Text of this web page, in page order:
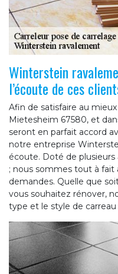
Winterstein
l’écoute de ces
Afin de satisfaire au
Mietesheim 67580, et
seront en parfait accord
notre entreprise
écoute. Doté de plusieurs
; nous sommes tout à
demandes. Quelle que
vous souhaitez rénover,
type et le style de carreau